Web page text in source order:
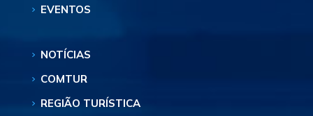
EVENTOS
NOTÍCIAS
COMTUR
REGIÃO TURÍSTICA